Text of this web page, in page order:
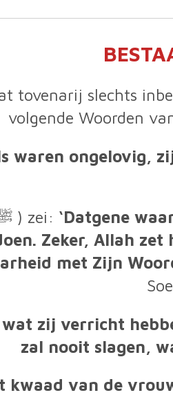
tovenarij slechts
volgende Woorden
waren ongelovig,
‘Moesa (Mozes ﷺ ) zei: ‘Datgene
Zeker, Allah
met Zijn
wat zij verricht
zal nooit slagen,
kwaad van de